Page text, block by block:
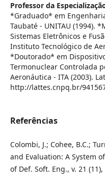
Professor da
*Graduado* em
Taubaté - UNITAU (1994).
Sistemas Eletrônicos e
Instituto Tecnológico de
*Doutorado* em
Termonuclear Controlada
Aeronáutica - ITA (2003).
http://lattes.cnpq.br/
Referências
Colombi, J.; Cohee, B.C.;
and Evaluation: A System
of Def. Soft. Eng., v. 21